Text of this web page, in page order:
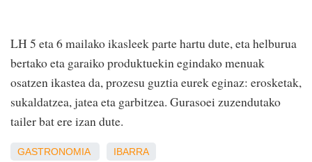
LH 5 eta 6 mailako ikasleek parte hartu dute, eta helburua
bertako eta garaiko produktuekin egindako menuak
osatzen ikastea da, prozesu guztia eurek eginaz: erosketak,
sukaldatzea, jatea eta garbitzea. Gurasoei zuzendutako
tailer bat ere izan dute.
GASTRONOMIA IBARRA